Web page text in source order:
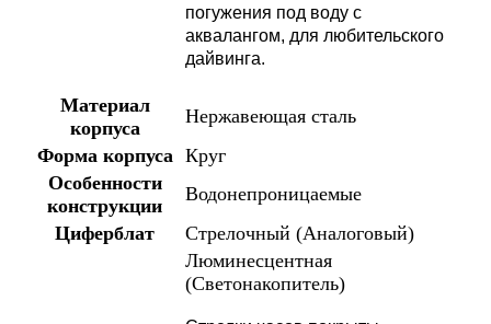
погужения под воду с
аквалангом, для любительского
дайвинга.
Материал
корпуса
Нержавеющая сталь
Форма корпуса Круг
Особенности
конструкции
Водонепроницаемые
Циферблат
Стрелочный (Аналоговый)
Люминесцентная
(Светонакопитель)